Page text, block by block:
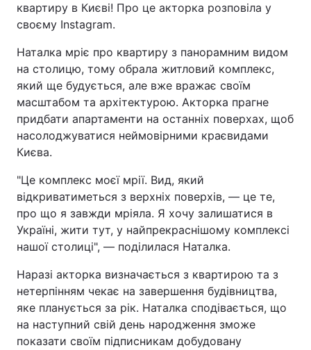
квартиру в Києві! Про це акторка розповіла у
своєму Instagram.
Наталка мріє про квартиру з панорамним видом
на столицю, тому обрала житловий комплекс,
який ще будується, але вже вражає своїм
масштабом та архітектурою. Акторка прагне
придбати апартаменти на останніх поверхах, щоб
насолоджуватися неймовірними краєвидами
Києва.
"Це комплекс моєї мрії. Вид, який
відкриватиметься з верхніх поверхів, — це те,
про що я завжди мріяла. Я хочу залишатися в
Україні, жити тут, у найпрекраснішому комплексі
нашої столиці", — поділилася Наталка.
Наразі акторка визначається з квартирою та з
нетерпінням чекає на завершення будівництва,
яке планується за рік. Наталка сподівається, що
на наступний свій день народження зможе
показати своїм підписникам добудовану